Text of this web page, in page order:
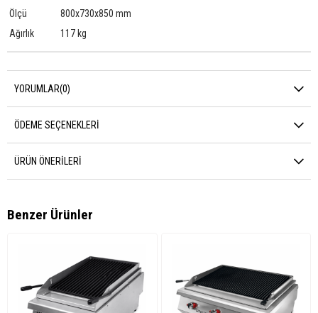
Ölçü
800x730x850 mm
Ağırlık
117 kg
YORUMLAR(0)
ÖDEME SEÇENEKLERI
ÜRÜN ÖNERILERI
Benzer Ürünler